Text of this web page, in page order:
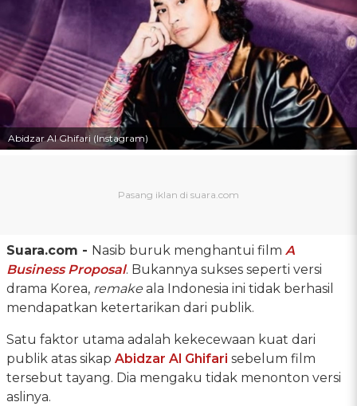
Abidzar Al Ghifari (Instagram)
Suara.com - Nasib buruk menghantui film A
Business Proposal. Bukannya sukses seperti versi
drama Korea, remake ala Indonesia ini tidak berhasil
mendapatkan ketertarikan dari publik.
Satu faktor utama adalah kekecewaan kuat dari
publik atas sikap Abidzar Al Ghifari sebelum film
tersebut tayang. Dia mengaku tidak menonton versi
aslinya.